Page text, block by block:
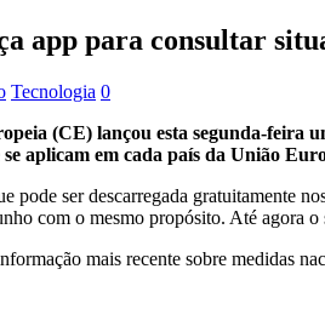
app para consultar
Tecnologia 0
(CE) lançou esta segunda-feira
se aplicam em cada país da União
pode ser descarregada gratuitamente
com o mesmo propósito. Até agora
mais recente sobre medidas